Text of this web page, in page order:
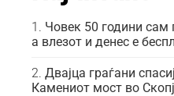
Човек 50 години сам
а влезот и денес е
Двајца граѓани
Камениот мост во